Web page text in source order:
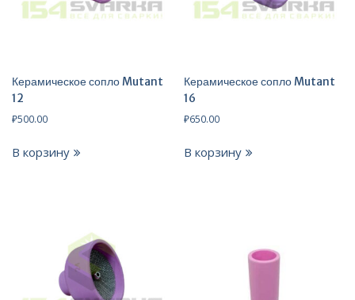
Керамическое сопло Mutant
12
₽500.00
В корзину
Керамическое сопло Mutant
16
₽650.00
В корзину